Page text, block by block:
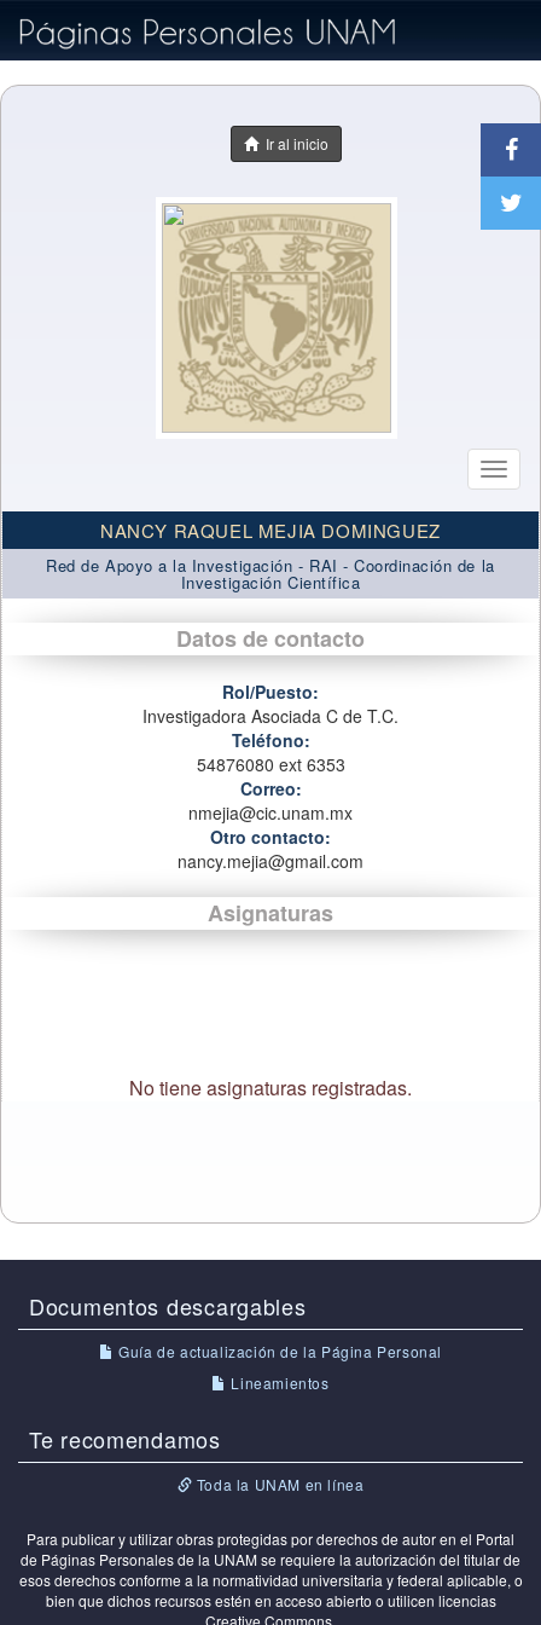
Ir al inicio
NANCY RAQUEL MEJIA DOMINGUEZ
Red de Apoyo a la Investigación - RAI - Coordinación de la
Investigación Científica
Datos de contacto
Rol/Puesto:
Investigadora Asociada C de T.C.
Teléfono:
54876080 ext 6353
Correo:
nmejia@cic.unam.mx
Otro contacto:
nancy.mejia@gmail.com
Asignaturas
No tiene asignaturas registradas.
Documentos descargables
Guía de actualización de la Página Personal
Lineamientos
Te recomendamos
Toda la UNAM en línea
Para publicar y utilizar obras protegidas por derechos de autor en el Portal
de Páginas Personales de la UNAM se requiere la autorización del titular de
esos derechos conforme a la normatividad universitaria y federal aplicable, o
bien que dichos recursos estén en acceso abierto o utilicen licencias
Creative Commons.